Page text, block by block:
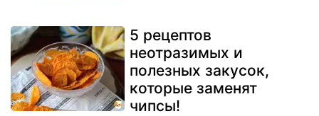
5 рецептов
неотразимых и
полезных закусок,
которые заменят
чипсы!